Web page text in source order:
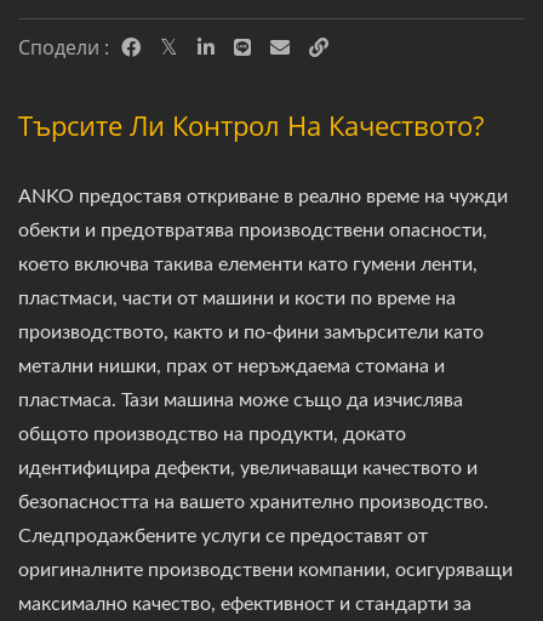
Сподели :
Търсите Ли Контрол На Качеството?
ANKO предоставя откриване в реално време на чужди
обекти и предотвратява производствени опасности,
което включва такива елементи като гумени ленти,
пластмаси, части от машини и кости по време на
производството, както и по-фини замърсители като
метални нишки, прах от неръждаема стомана и
пластмаса. Тази машина може също да изчислява
общото производство на продукти, докато
идентифицира дефекти, увеличаващи качеството и
безопасността на вашето хранително производство.
Следпродажбените услуги се предоставят от
оригиналните производствени компании, осигуряващи
максимално качество, ефективност и стандарти за